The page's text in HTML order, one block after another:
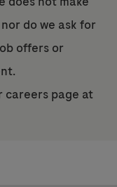
do we ask for
offers or
careers page at